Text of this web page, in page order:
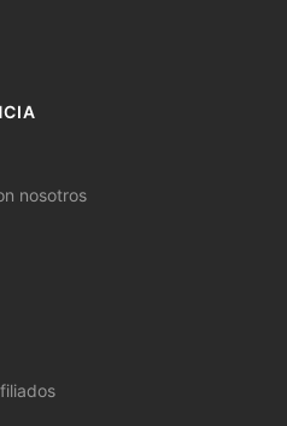
nosotros